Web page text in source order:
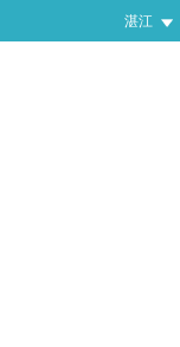
湛江